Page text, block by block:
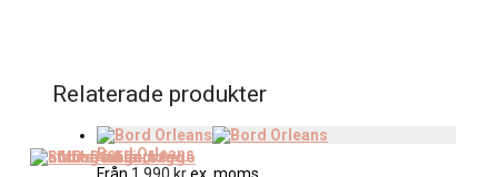
Relaterade produkter
Bord Orleans